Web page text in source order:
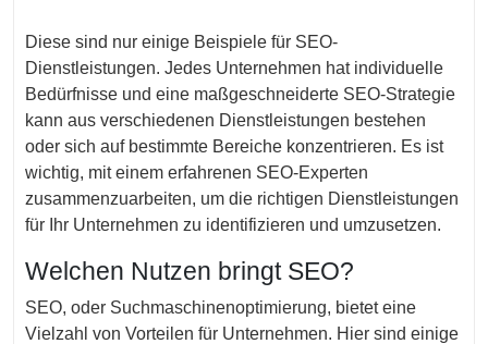
Diese sind nur einige Beispiele für SEO-
Dienstleistungen. Jedes Unternehmen hat individuelle
Bedürfnisse und eine maßgeschneiderte SEO-Strategie
kann aus verschiedenen Dienstleistungen bestehen
oder sich auf bestimmte Bereiche konzentrieren. Es ist
wichtig, mit einem erfahrenen SEO-Experten
zusammenzuarbeiten, um die richtigen Dienstleistungen
für Ihr Unternehmen zu identifizieren und umzusetzen.
Welchen Nutzen bringt SEO?
SEO, oder Suchmaschinenoptimierung, bietet eine
Vielzahl von Vorteilen für Unternehmen. Hier sind einige